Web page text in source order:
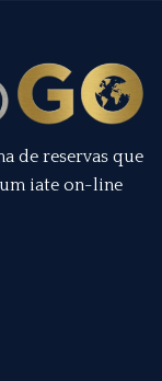
de reservas que
iate on-line